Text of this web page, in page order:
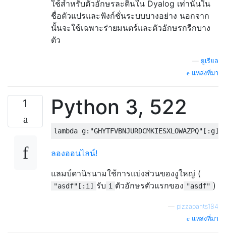
ใช้สำหรับตัวอักษรละตินใน Dyalog เท่านั้นใน
ชื่อตัวแปรและฟังก์ชั่นระบบบางอย่าง นอกจาก
นั้นจะใช้เฉพาะร่ายมนตร์และตัวอักษรกรีกบาง
ตัว
ยูเรียล
แหล่งที่มา
1 Python 3, 522
ลองออนไลน์!
แลมบ์ดานิรนามใช้การแบ่งส่วนของงูใหญ่ (
"asdf"[:i] รับ i ตัวอักษรตัวแรกของ "asdf" )
pizzapants184
แหล่งที่มา